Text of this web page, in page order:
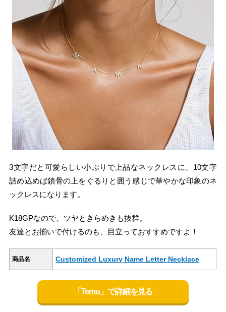
3文字だと可愛らしい小ぶりで上品なネックレスに、10文字
詰め込めば鎖骨の上をぐるりと囲う感じで華やかな印象のネ
ックレスになります。
K18GPなので、ツヤときらめきも抜群。
友達とお揃いで付けるのも、目立っておすすめですよ！
商品名 Customized Luxury Name Letter Necklace
「Temu」で詳細を見る